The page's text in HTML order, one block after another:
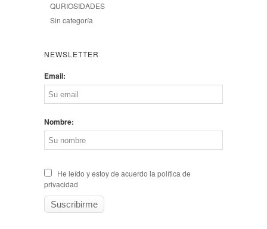
QURIOSIDADES
Sin categoría
NEWSLETTER
Email:
Nombre:
He leído y estoy de acuerdo la política de
privacidad